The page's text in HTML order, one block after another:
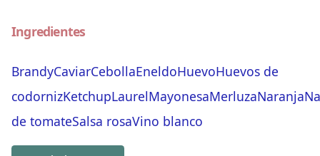
Ingredientes
BrandyCaviarCebollaEneldoHuevoHuevos de
codornizKetchupLaurelMayonesaMerluzaNaranja
de tomateSalsa rosaVino blanco